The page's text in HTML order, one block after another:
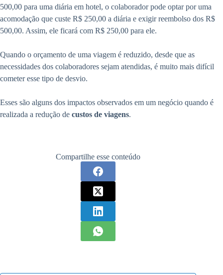
500,00 para uma diária em hotel, o colaborador pode optar por uma
acomodação que custe R$ 250,00 a diária e exigir reembolso dos R$
500,00. Assim, ele ficará com R$ 250,00 para ele.
Quando o orçamento de uma viagem é reduzido, desde que as
necessidades dos colaboradores sejam atendidas, é muito mais difícil
cometer esse tipo de desvio.
Esses são alguns dos impactos observados em um negócio quando é
realizada a redução de custos de viagens.
Compartilhe esse conteúdo